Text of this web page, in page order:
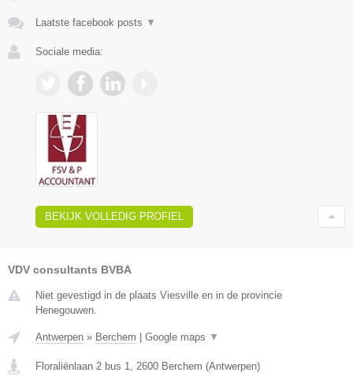
Laatste facebook posts ▼
Sociale media:
BEKIJK VOLLEDIG PROFIEL
VDV consultants BVBA
Niet gevestigd in de plaats Viesville en in de provincie
Henegouwen.
Antwerpen » Berchem Google maps ▼
Floraliënlaan 2 bus 1 2600 Berchem (Antwerpen)